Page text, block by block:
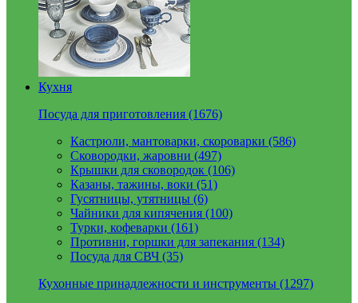
Кухня
Посуда для приготовления (1676)
Кастрюли, мантоварки, скороварки (586)
Сковородки, жаровни (497)
Крышки для сковородок (106)
Казаны, тажины, воки (51)
Гусятницы, утятницы (6)
Чайники для кипячения (100)
Турки, кофеварки (161)
Противни, горшки для запекания (134)
Посуда для СВЧ (35)
Кухонные принадлежности и инструменты (1297)